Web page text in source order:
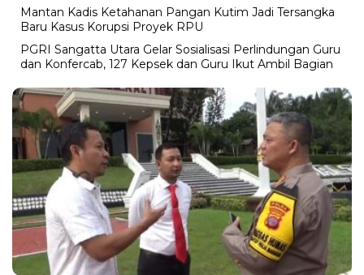
Mantan Kadis Ketahanan Pangan Kutim Jadi Tersangka
Baru Kasus Korupsi Proyek RPU
PGRI Sangatta Utara Gelar Sosialisasi Perlindungan Guru
dan Konfercab, 127 Kepsek dan Guru Ikut Ambil Bagian